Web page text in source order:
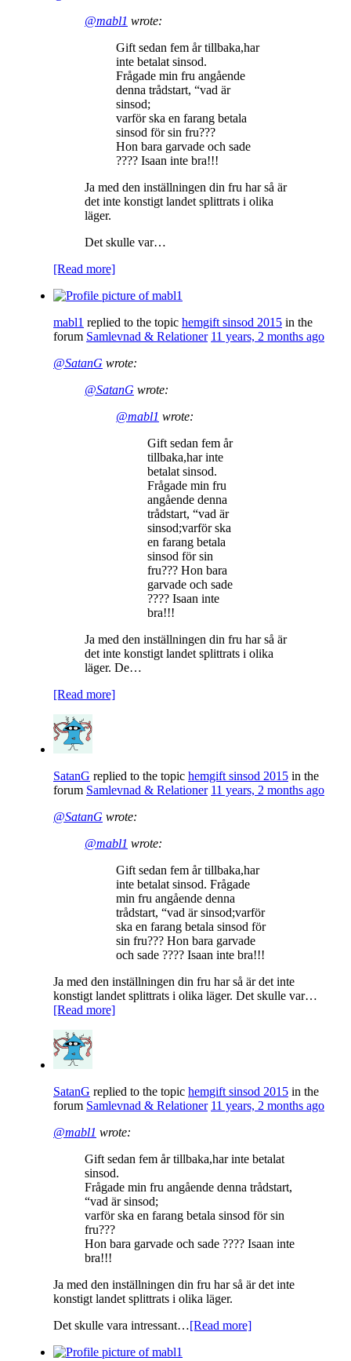
@mabl1 wrote:
Gift sedan fem år tillbaka,har
inte betalat sinsod.
Frågade min fru angående
denna trådstart, “vad är
sinsod;
varför ska en farang betala
sinsod för sin fru???
Hon bara garvade och sade
???? Isaan inte bra!!!
Ja med den inställningen din fru har så är
det inte konstigt landet splittrats i olika
läger.
Det skulle var…
[Read more]
mabl1 replied to the topic hemgift sinsod 2015 in the
forum Samlevnad & Relationer 11 years, 2 months ago
@SatanG wrote:
@SatanG wrote:
@mabl1 wrote:
Gift sedan fem år
tillbaka,har inte
betalat sinsod.
Frågade min fru
angående denna
trådstart, “vad är
sinsod;varför ska
en farang betala
sinsod för sin
fru??? Hon bara
garvade och sade
???? Isaan inte
bra!!!
Ja med den inställningen din fru har så är
det inte konstigt landet splittrats i olika
läger. De…
[Read more]
SatanG replied to the topic hemgift sinsod 2015 in the
forum Samlevnad & Relationer 11 years, 2 months ago
@SatanG wrote:
@mabl1 wrote:
Gift sedan fem år tillbaka,har
inte betalat sinsod. Frågade
min fru angående denna
trådstart, “vad är sinsod;varför
ska en farang betala sinsod för
sin fru??? Hon bara garvade
och sade ???? Isaan inte bra!!!
Ja med den inställningen din fru har så är det inte
konstigt landet splittrats i olika läger. Det skulle var…
[Read more]
SatanG replied to the topic hemgift sinsod 2015 in the
forum Samlevnad & Relationer 11 years, 2 months ago
@mabl1 wrote:
Gift sedan fem år tillbaka,har inte betalat
sinsod.
Frågade min fru angående denna trådstart,
“vad är sinsod;
varför ska en farang betala sinsod för sin
fru???
Hon bara garvade och sade ???? Isaan inte
bra!!!
Ja med den inställningen din fru har så är det inte
konstigt landet splittrats i olika läger.
Det skulle vara intressant…[Read more]